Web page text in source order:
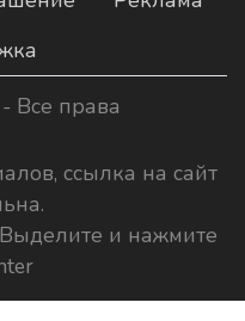
- Все права
ссылка на сайт
и нажмите